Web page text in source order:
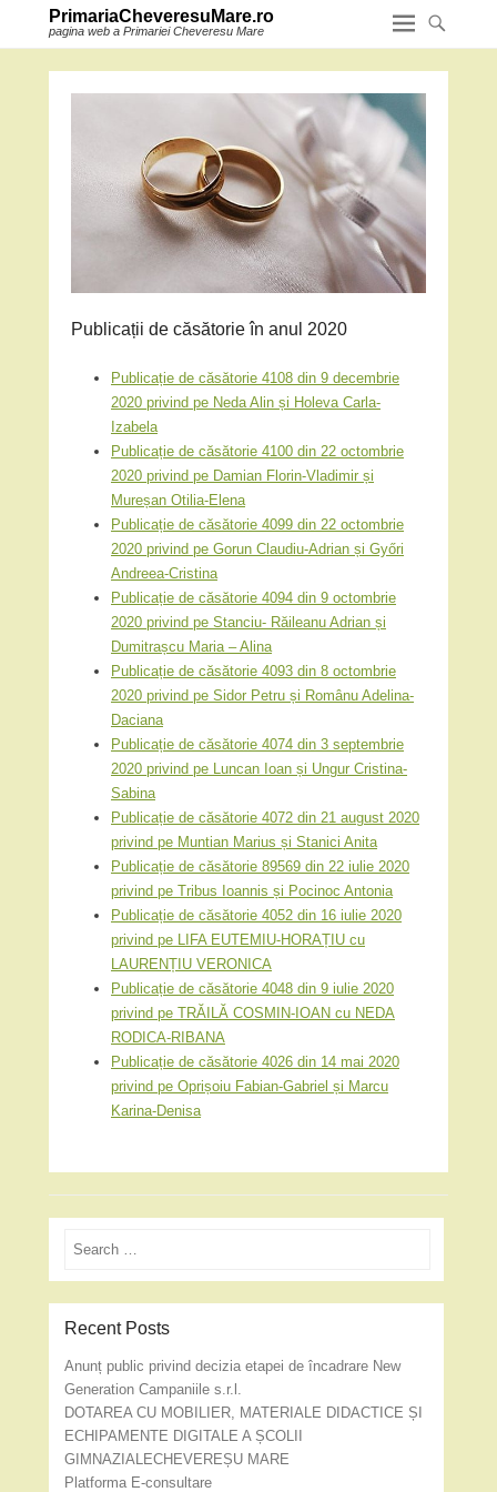
PrimariaCheveresuMare.ro
pagina web a Primariei Cheveresu Mare
Publicații de căsătorie în anul 2020
Publicație de căsătorie 4108 din 9 decembrie
2020 privind pe Neda Alin și Holeva Carla-
Izabela
Publicație de căsătorie 4100 din 22 octombrie
2020 privind pe Damian Florin-Vladimir și
Mureșan Otilia-Elena
Publicație de căsătorie 4099 din 22 octombrie
2020 privind pe Gorun Claudiu-Adrian și Győri
Andreea-Cristina
Publicație de căsătorie 4094 din 9 octombrie
2020 privind pe Stanciu- Răileanu Adrian și
Dumitrașcu Maria – Alina
Publicație de căsătorie 4093 din 8 octombrie
2020 privind pe Sidor Petru și Românu Adelina-
Daciana
Publicație de căsătorie 4074 din 3 septembrie
2020 privind pe Luncan Ioan și Ungur Cristina-
Sabina
Publicație de căsătorie 4072 din 21 august 2020
privind pe Muntian Marius și Stanici Anita
Publicație de căsătorie 89569 din 22 iulie 2020
privind pe Tribus Ioannis și Pocinoc Antonia
Publicație de căsătorie 4052 din 16 iulie 2020
privind pe LIFA EUTEMIU-HORAȚIU cu
LAURENȚIU VERONICA
Publicație de căsătorie 4048 din 9 iulie 2020
privind pe TRĂILĂ COSMIN-IOAN cu NEDA
RODICA-RIBANA
Publicație de căsătorie 4026 din 14 mai 2020
privind pe Oprișoiu Fabian-Gabriel și Marcu
Karina-Denisa
Search
Recent Posts
Anunț public privind decizia etapei de încadrare New
Generation Campaniile s.r.l.
DOTAREA CU MOBILIER, MATERIALE DIDACTICE ȘI
ECHIPAMENTE DIGITALE A ȘCOLII
GIMNAZIALECHEVEREȘU MARE
Platforma E-consultare